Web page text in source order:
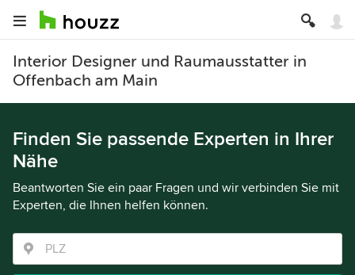
Interior Designer und Raumausstatter in
Offenbach am Main
Finden Sie passende Experten in Ihrer
Nähe
Beantworten Sie ein paar Fragen und wir verbinden Sie mit
Experten, die Ihnen helfen können.